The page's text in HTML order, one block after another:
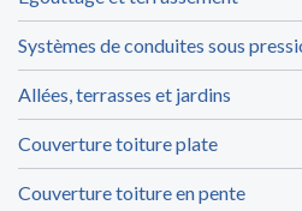
Systèmes de conduites sous
Allées, terrasses et jardins
Couverture toiture plate
Couverture toiture en pente